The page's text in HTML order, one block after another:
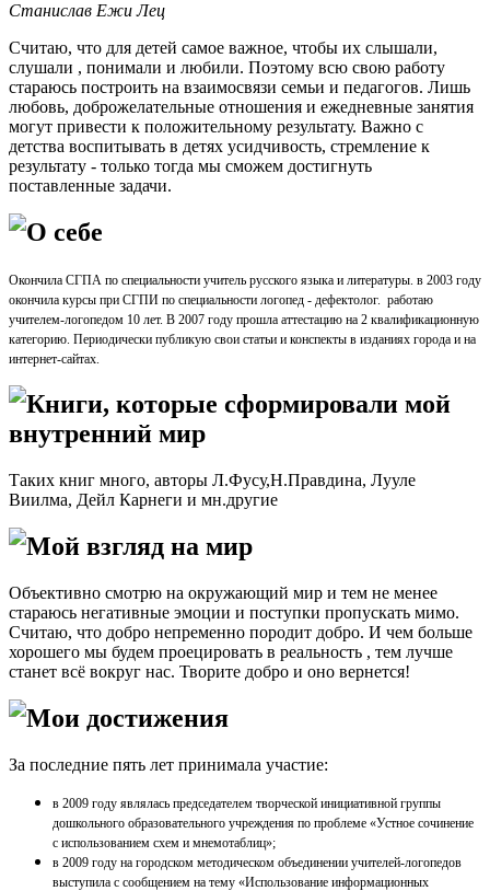
Станислав Ежи Лец
Считаю, что для детей самое важное, чтобы их слышали,
слушали , понимали и любили. Поэтому всю свою работу
стараюсь построить на взаимосвязи семьи и педагогов. Лишь
любовь, доброжелательные отношения и ежедневные занятия
могут привести к положительному результату. Важно с
детства воспитывать в детях усидчивость, стремление к
результату - только тогда мы сможем достигнуть
поставленные задачи.
О себе
Окончила СГПА по специальности учитель русского языка и литературы. в 2003 году
окончила курсы при СГПИ по специальности логопед - дефектолог. работаю
учителем-логопедом 10 лет. В 2007 году прошла аттестацию на 2 квалификационную
категорию. Периодически публикую свои статьи и конспекты в изданиях города и на
интернет-сайтах.
Книги, которые сформировали мой
внутренний мир
Таких книг много, авторы Л.Фусу,Н.Правдина, Лууле
Виилма, Дейл Карнеги и мн.другие
Мой взгляд на мир
Объективно смотрю на окружающий мир и тем не менее
стараюсь негативные эмоции и поступки пропускать мимо.
Считаю, что добро непременно породит добро. И чем больше
хорошего мы будем проецировать в реальность , тем лучше
станет всё вокруг нас. Творите добро и оно вернется!
Мои достижения
За последние пять лет принимала участие:
в 2009 году являлась председателем творческой инициативной группы
дошкольного образовательного учреждения по проблеме «Устное сочинение
с использованием схем и мнемотаблиц»;
в 2009 году на городском методическом объединении учителей-логопедов
выступила с сообщением на тему «Использование информационных